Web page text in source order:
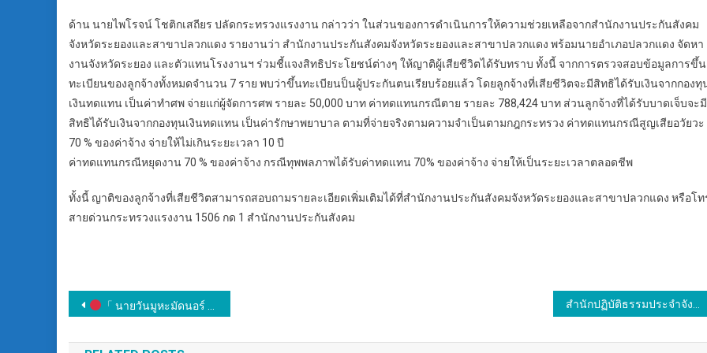
ด้าน นายไพโรจน์ โชติกเสถียร ปลัดกระทรวงแรงงาน กล่าวว่า ในส่วนของการดำเนินการให้ความช่วยเหลือจากสำนักงานประกันสังคม
จังหวัดระยองและสาขาปลวกแดง รายงานว่า สำนักงานประกันสังคมจังหวัดระยองและสาขาปลวกแดง พร้อมนายอำเภอปลวกแดง จัดหา
งานจังหวัดระยอง และตัวแทนโรงงานฯ ร่วมชี้แจงสิทธิประโยชน์ต่างๆ ให้ญาติผู้เสียชีวิตได้รับทราบ ทั้งนี้ จากการตรวจสอบข้อมูลการขึ้น
ทะเบียนของลูกจ้างทั้งหมดจำนวน 7 ราย พบว่าขึ้นทะเบียนป็นผู้ประกันตนเรียบร้อยแล้ว โดยลูกจ้างที่เสียชีวิตจะมีสิทธิได้รับเงินจากกองทุ
เงินทดแทน เป็นค่าทำศพ จ่ายแก่ผู้จัดการศพ รายละ 50,000 บาท ค่าทดแทนกรณีตาย รายละ 788,424 บาท ส่วนลูกจ้างที่ได้รับบาดเจ็บจะมี
สิทธิได้รับเงินจากกองทุนเงินทดแทน เป็นค่ารักษาพยาบาล ตามที่จ่ายจริงตามความจำเป็นตามกฎกระทรวง ค่าทดแทนกรณีสูญเสียอวัยวะ
70 % ของค่าจ้าง จ่ายให้ไม่เกินระยะเวลา 10 ปี
ค่าทดแทนกรณีหยุดงาน 70 % ของค่าจ้าง กรณีทุพพลภาพได้รับค่าทดแทน 70% ของค่าจ้าง จ่ายให้เป็นระยะเวลาตลอดชีพ
ทั้งนี้ ญาติของลูกจ้างที่เสียชีวิตสามารถสอบถามรายละเอียดเพิ่มเติมได้ที่สำนักงานประกันสังคมจังหวัดระยองและสาขาปลวกแดง หรือโท
สายด่วนกระทรวงแรงงาน 1506 กด 1 สำนักงานประกันสังคม
แนะแนว
เรื่อง
「 นายวันมูหะมัดนอร์ มะทา ประธานรัฐสภา และประธานสภาผู้แทนราษฎร พร้อมด้วย พันตำรวจเอก ทวี สอดส่อง รัฐมนตรีว่าการกระทรวงยุติธรรม และหัวหน้าพรรคประชาขาติ ร่วมงานละศีลอด รอมฎอน ฮ.ศ.1445 ณ มัสยิดฮารูณ ถนนเจริญกรุง เขตบางรัก กรุงเทพมหานคร 」